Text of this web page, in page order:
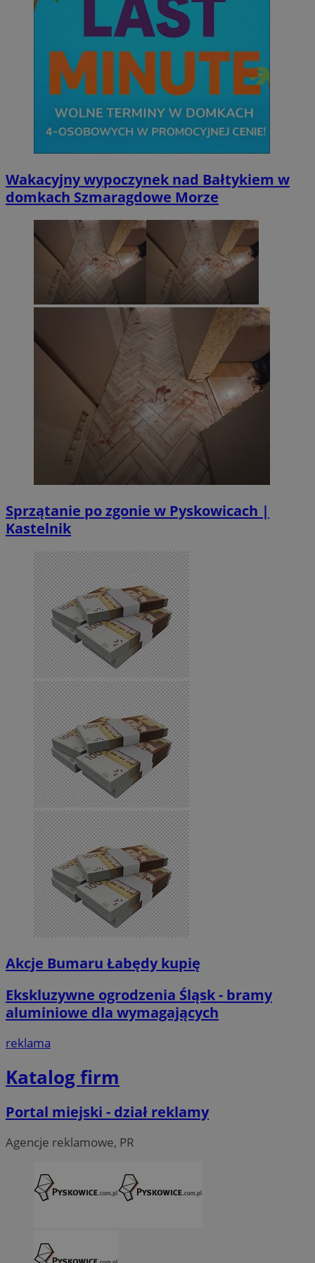
Wakacyjny wypoczynek nad Bałtykiem w
domkach Szmaragdowe Morze
Sprzątanie po zgonie w Pyskowicach |
Kastelnik
Akcje Bumaru Łabędy kupię
Ekskluzywne ogrodzenia Śląsk - bramy
aluminiowe dla wymagających
reklama
Katalog firm
Portal miejski - dział reklamy
Agencje reklamowe, PR